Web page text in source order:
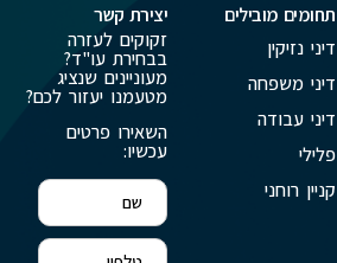
תחומים מובילים
דיני נזיקין
דיני משפחה
דיני עבודה
פלילי
קניין רוחני
יצירת קשר
זקוקים לעזרה
בבחירת עו"ד?
מעוניינים שנציג
מטעמנו יעזור לכם?
השאירו פרטים
עכשיו: